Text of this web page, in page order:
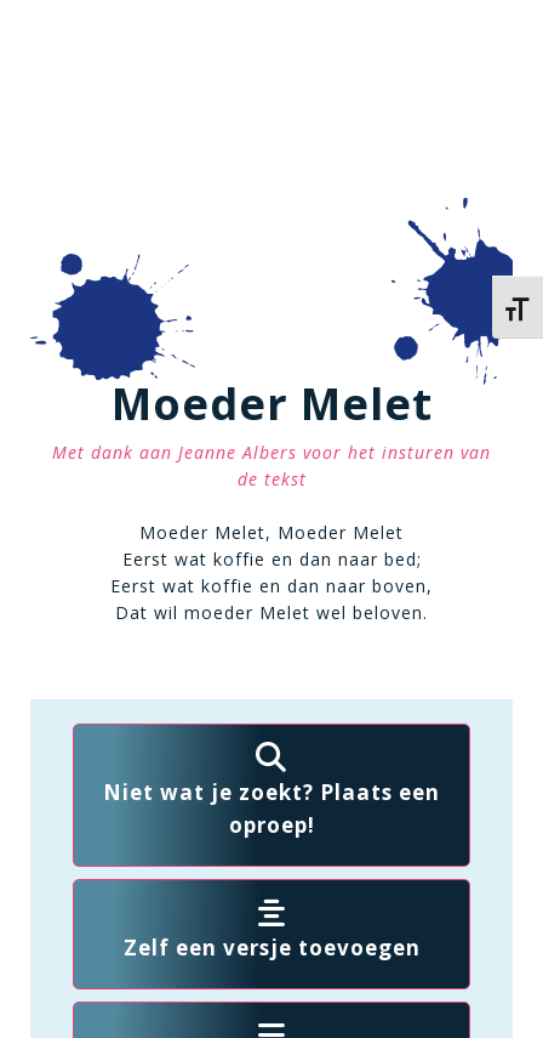
Moeder Melet
Met dank aan Jeanne Albers voor het insturen van
de tekst
Moeder Melet, Moeder Melet
Eerst wat koffie en dan naar bed;
Eerst wat koffie en dan naar boven,
Dat wil moeder Melet wel beloven.
Niet wat je zoekt? Plaats een
oproep!
Zelf een versje toevoegen